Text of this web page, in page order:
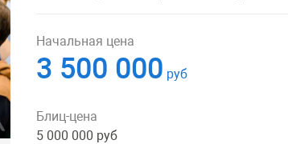
Начальная цена
3 500 000 руб
Блиц-цена
5 000 000 руб